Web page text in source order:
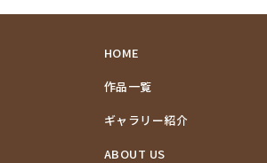
HOME
作品一覧
ギャラリー紹介
ABOUT US